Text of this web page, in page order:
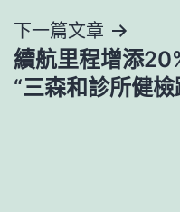
覽
下一篇文章
續航里程增添
“三森和診所健